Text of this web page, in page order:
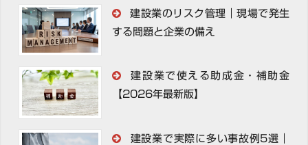
建設業のリスク管理｜現場で発生
する問題と企業の備え
建設業で使える助成金・補助金
【2026年最新版】
建設業で実際に多い事故例5選｜